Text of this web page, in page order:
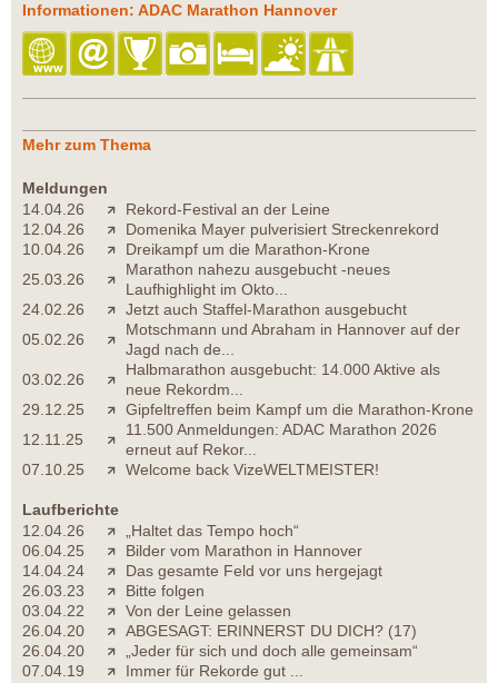
Informationen: ADAC Marathon Hannover
Mehr zum Thema
Meldungen
14.04.26
Rekord-Festival an der Leine
12.04.26
Domenika Mayer pulverisiert Streckenrekord
10.04.26
Dreikampf um die Marathon-Krone
25.03.26
Marathon nahezu ausgebucht -neues
Laufhighlight im Okto...
24.02.26
Jetzt auch Staffel-Marathon ausgebucht
05.02.26
Motschmann und Abraham in Hannover auf der
Jagd nach de...
03.02.26
Halbmarathon ausgebucht: 14.000 Aktive als
neue Rekordm...
29.12.25
Gipfeltreffen beim Kampf um die Marathon-Krone
12.11.25
11.500 Anmeldungen: ADAC Marathon 2026
erneut auf Rekor...
07.10.25
Welcome back VizeWELTMEISTER!
Laufberichte
12.04.26
„Haltet das Tempo hoch“
06.04.25
Bilder vom Marathon in Hannover
14.04.24
Das gesamte Feld vor uns hergejagt
26.03.23
Bitte folgen
03.04.22
Von der Leine gelassen
26.04.20
ABGESAGT: ERINNERST DU DICH? (17)
26.04.20
„Jeder für sich und doch alle gemeinsam“
07.04.19
Immer für Rekorde gut ...